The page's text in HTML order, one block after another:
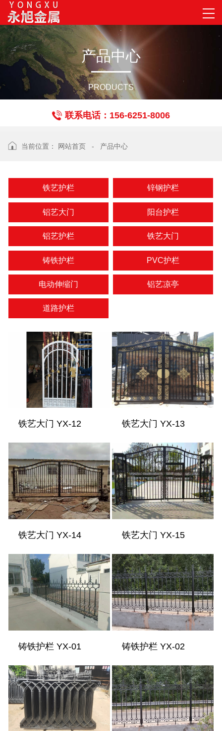
产品中心
PRODUCTS
联系电话：156-6251-8006
当前位置： 网站首页 - 产品中心
铁艺护栏 锌钢护栏
铝艺大门 阳台护栏
铝艺护栏 铁艺大门
铸铁护栏 PVC护栏
电动伸缩门 铝艺凉亭
道路护栏
铁艺大门 YX-12 铁艺大门 YX-13
铁艺大门 YX-14 铁艺大门 YX-15
铸铁护栏 YX-01 铸铁护栏 YX-02